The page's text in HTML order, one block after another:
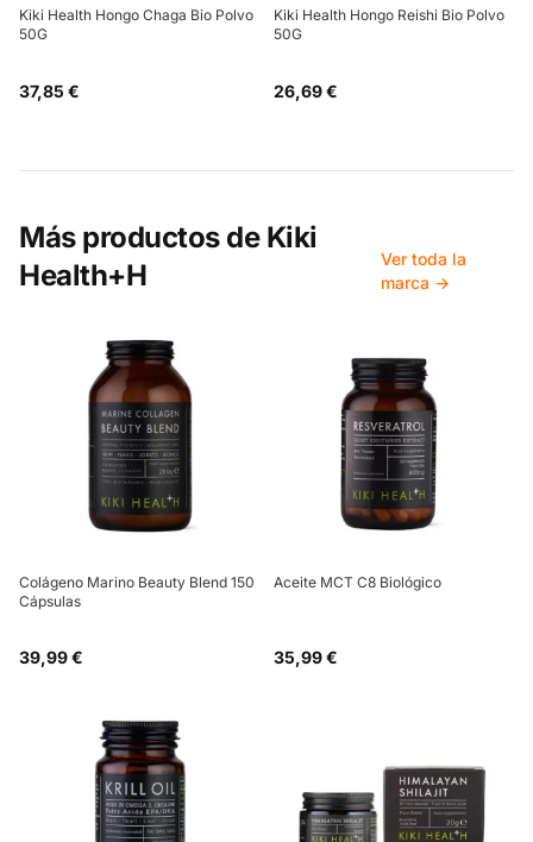
Kiki Health Hongo Chaga Bio Polvo
50G
37,85 €
Kiki Health Hongo Reishi Bio Polvo
50G
26,69 €
Más productos de Kiki
Health+H
Ver toda la
marca →
Colágeno Marino Beauty Blend 150
Cápsulas
39,99 €
Aceite MCT C8 Biológico
35,99 €